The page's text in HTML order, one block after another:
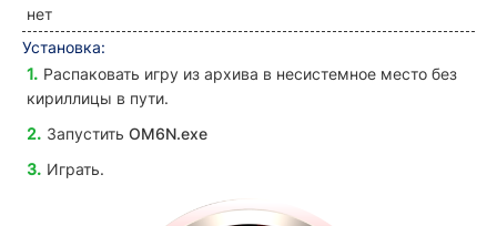
нет
Установка:
Распаковать игру из архива в несистемное место без
кириллицы в пути.
Запустить OM6N.exe
Играть.